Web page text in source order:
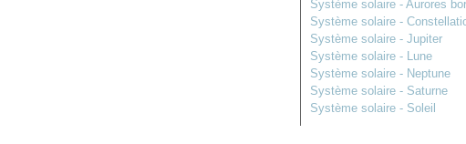
Système solaire - Aurores
Système solaire -
Système solaire - Jupiter
Système solaire - Lune
Système solaire - Neptune
Système solaire - Saturne
Système solaire - Soleil